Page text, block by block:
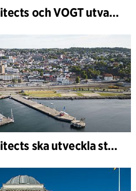
C.F. Møller Architects och VOGT utvalda att forma framtidens Hamburg-Altona
C.F. Møller Architects ska utveckla strategin för ”Knutepunkt Larvik och indre havn”